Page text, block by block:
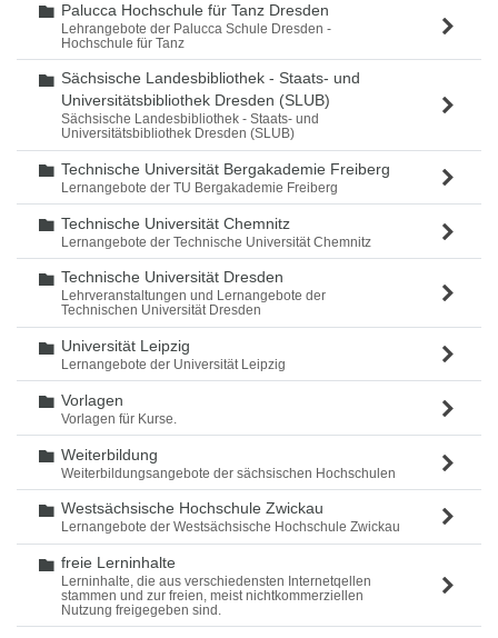
Ordner
Palucca Hochschule für Tanz Dresden
Lehrangebote der Palucca Schule Dresden -
Hochschule für Tanz
Ordner
Sächsische Landesbibliothek - Staats- und
Universitätsbibliothek Dresden (SLUB)
Sächsische Landesbibliothek - Staats- und
Universitätsbibliothek Dresden (SLUB)
Ordner
Technische Universität Bergakademie Freiberg
Lernangebote der TU Bergakademie Freiberg
Ordner
Technische Universität Chemnitz
Lernangebote der Technische Universität Chemnitz
Ordner
Technische Universität Dresden
Lehrveranstaltungen und Lernangebote der
Technischen Universität Dresden
Ordner
Universität Leipzig
Lernangebote der Universität Leipzig
Ordner
Vorlagen
Vorlagen für Kurse.
Ordner
Weiterbildung
Weiterbildungsangebote der sächsischen Hochschulen
Ordner
Westsächsische Hochschule Zwickau
Lernangebote der Westsächsische Hochschule Zwickau
Ordner
freie Lerninhalte
Lerninhalte, die aus verschiedensten Internetqellen
stammen und zur freien, meist nichtkommerziellen
Nutzung freigegeben sind.